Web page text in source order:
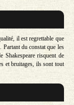
il est regrettable que
du constat que les
Shakespeare risquent de
et bruitages, ils sont tout